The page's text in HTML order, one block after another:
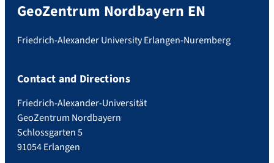
GeoZentrum Nordbayern EN
Friedrich-Alexander University Erlangen-Nuremberg
Contact and Directions
Friedrich-Alexander-Universität
GeoZentrum Nordbayern
Schlossgarten 5
91054 Erlangen